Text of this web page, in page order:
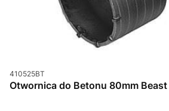
Kod produktu
410525BT
Otwornica do Betonu 80mm